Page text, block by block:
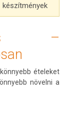
készítmények
–
ételeket
növelni a